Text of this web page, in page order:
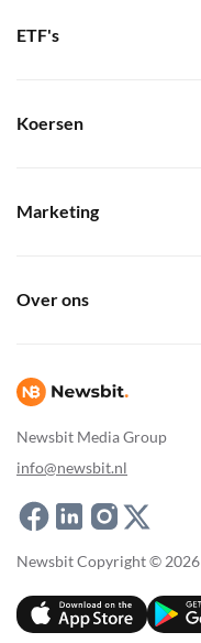
Newsbit Media Group
info@newsbit.nl
ETF's
Koersen
Marketing
Over ons
Newsbit Copyright © 2026